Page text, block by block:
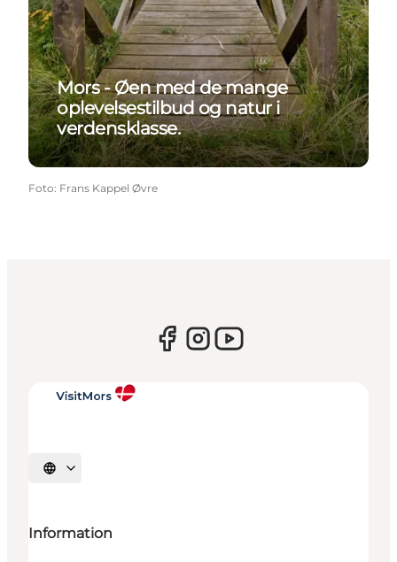
Mors - Øen med de mange
oplevelsestilbud og natur i
verdensklasse.
Foto: Frans Kappel Øvre
Vælg sprog
Information